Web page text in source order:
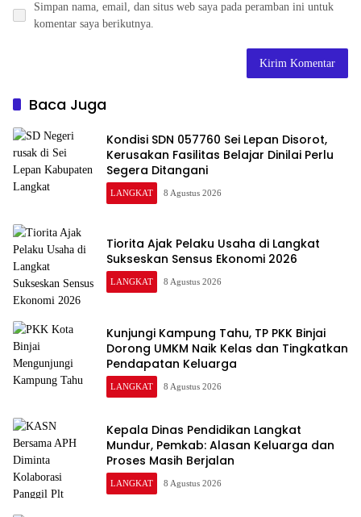
Simpan nama, email, dan situs web saya pada peramban ini untuk
komentar saya berikutnya.
Baca Juga
Kondisi SDN 057760 Sei Lepan Disorot,
Kerusakan Fasilitas Belajar Dinilai Perlu
Segera Ditangani
LANGKAT 8 Agustus 2026
Tiorita Ajak Pelaku Usaha di Langkat
Sukseskan Sensus Ekonomi 2026
LANGKAT 8 Agustus 2026
Kunjungi Kampung Tahu, TP PKK Binjai
Dorong UMKM Naik Kelas dan Tingkatkan
Pendapatan Keluarga
LANGKAT 8 Agustus 2026
Kepala Dinas Pendidikan Langkat
Mundur, Pemkab: Alasan Keluarga dan
Proses Masih Berjalan
LANGKAT 8 Agustus 2026